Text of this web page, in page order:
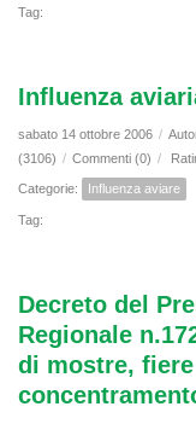
Tag:
Influenza
sabato 14 ottobre 2006 /
(3106) / Commenti (0) /
Categorie: Influenza aviare
Tag:
Decreto del
Regionale
di mostre,